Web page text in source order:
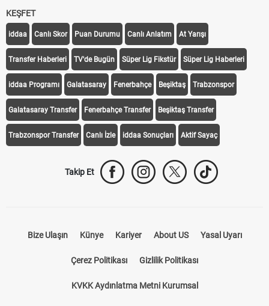
KEŞFET
iddaa Canlı Skor Puan Durumu Canlı Anlatım At Yarışı
Transfer Haberleri TV'de Bugün Süper Lig Fikstür Süper Lig Haberleri
iddaa Programı Galatasaray Fenerbahçe Beşiktaş Trabzonspor
Galatasaray Transfer Fenerbahçe Transfer Beşiktaş Transfer
Trabzonspor Transfer Canlı İzle iddaa Sonuçları Aktif Sayaç
Takip Et
Bize Ulaşın Künye Kariyer About US Yasal Uyarı
Çerez Politikası Gizlilik Politikası
KVKK Aydınlatma Metni Kurumsal